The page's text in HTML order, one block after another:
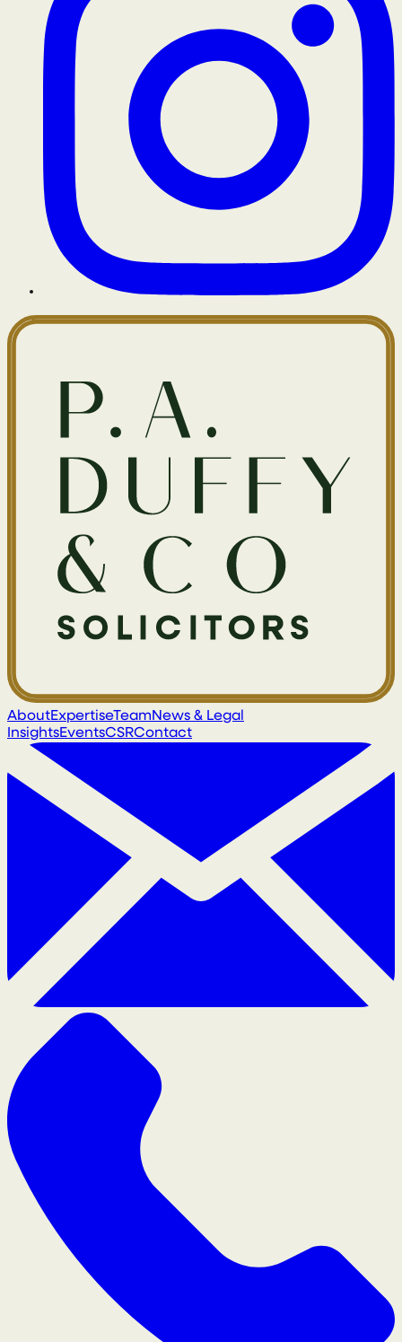
AboutExpertiseTeamNews & Legal
InsightsEventsCSRContact